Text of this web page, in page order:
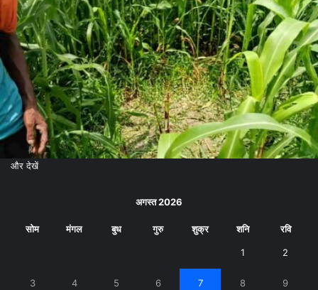
और देखें
अगस्त 2026
सोम मंगल बुध गुरु शुक्र शनि रवि
1 2
3 4 5 6 7 8 9